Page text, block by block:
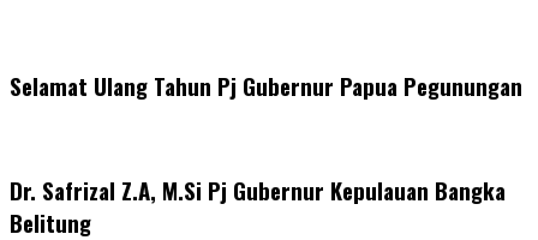
Selamat Ulang Tahun Pj Gubernur Papua Pegunungan
Dr. Safrizal Z.A, M.Si Pj Gubernur Kepulauan Bangka
Belitung